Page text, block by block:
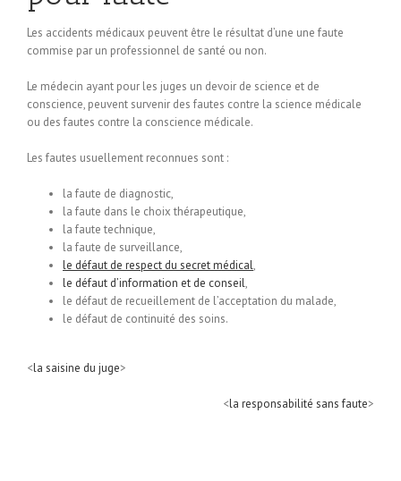
Les accidents médicaux peuvent être le résultat d’une une faute
commise par un professionnel de santé ou non.
Le médecin ayant pour les juges un devoir de science et de
conscience, peuvent survenir des fautes contre la science médicale
ou des fautes contre la conscience médicale.
Les fautes usuellement reconnues sont :
la faute de diagnostic,
la faute dans le choix thérapeutique,
la faute technique,
la faute de surveillance,
le défaut de respect du secret médical,
le défaut d’information et de conseil,
le défaut de recueillement de l’acceptation du malade,
le défaut de continuité des soins.
<la saisine du juge>
<la responsabilité sans faute>